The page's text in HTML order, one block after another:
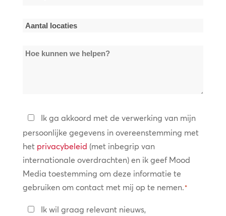
Aantal
*Hoe
Privacybeleid
*
Ik ga akkoord met de verwerking van mijn
persoonlijke gegevens in overeenstemming met
het privacybeleid (met inbegrip van
internationale overdrachten) en ik geef Mood
Media toestemming om deze informatie te
gebruiken om contact met mij op te nemen.*
Blijf Ik wil graag relevant nieuws,